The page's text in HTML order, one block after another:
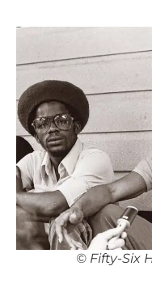
©️ Fifty-Six